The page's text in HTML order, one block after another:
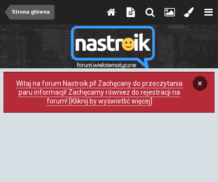
Strona główna
Witaj na forum Nastroik.pl! Zachęcany do przeczytania
paru informacji! Zachęcamy również do rejestracji na
forum! [Kliknij by wyświetlić więcej]
×